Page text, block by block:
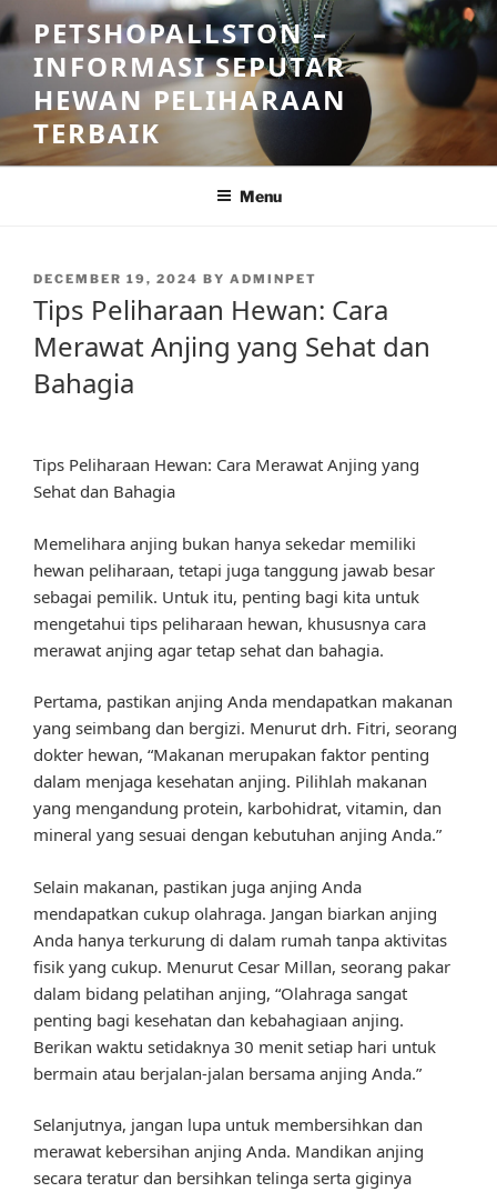
Skip
to
content
PETSHOPALLSTON –
INFORMASI SEPUTAR
HEWAN PELIHARAAN
TERBAIK
Menu
POSTED
ON
DECEMBER 19, 2024 BY ADMINPET
Tips Peliharaan Hewan: Cara
Merawat Anjing yang Sehat dan
Bahagia
Tips Peliharaan Hewan: Cara Merawat Anjing yang
Sehat dan Bahagia
Memelihara anjing bukan hanya sekedar memiliki
hewan peliharaan, tetapi juga tanggung jawab besar
sebagai pemilik. Untuk itu, penting bagi kita untuk
mengetahui tips peliharaan hewan, khususnya cara
merawat anjing agar tetap sehat dan bahagia.
Pertama, pastikan anjing Anda mendapatkan makanan
yang seimbang dan bergizi. Menurut drh. Fitri, seorang
dokter hewan, “Makanan merupakan faktor penting
dalam menjaga kesehatan anjing. Pilihlah makanan
yang mengandung protein, karbohidrat, vitamin, dan
mineral yang sesuai dengan kebutuhan anjing Anda.”
Selain makanan, pastikan juga anjing Anda
mendapatkan cukup olahraga. Jangan biarkan anjing
Anda hanya terkurung di dalam rumah tanpa aktivitas
fisik yang cukup. Menurut Cesar Millan, seorang pakar
dalam bidang pelatihan anjing, “Olahraga sangat
penting bagi kesehatan dan kebahagiaan anjing.
Berikan waktu setidaknya 30 menit setiap hari untuk
bermain atau berjalan-jalan bersama anjing Anda.”
Selanjutnya, jangan lupa untuk membersihkan dan
merawat kebersihan anjing Anda. Mandikan anjing
secara teratur dan bersihkan telinga serta giginya